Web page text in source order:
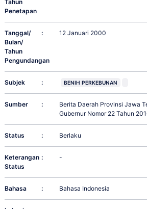
Tahun
Penetapan
Tanggal/
Bulan/
Tahun
Pengundangan
: 12 Januari 2000
Subjek : BENIH PERKEBUNAN
Sumber :
Berita Daerah Provinsi Jawa
Gubernur Nomor 22 Tahun
Status : Berlaku
Keterangan
Status
: -
Bahasa : Bahasa Indonesia